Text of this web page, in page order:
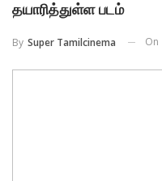
தயாரித்துள்ள படம்
By Super Tamilcinema On